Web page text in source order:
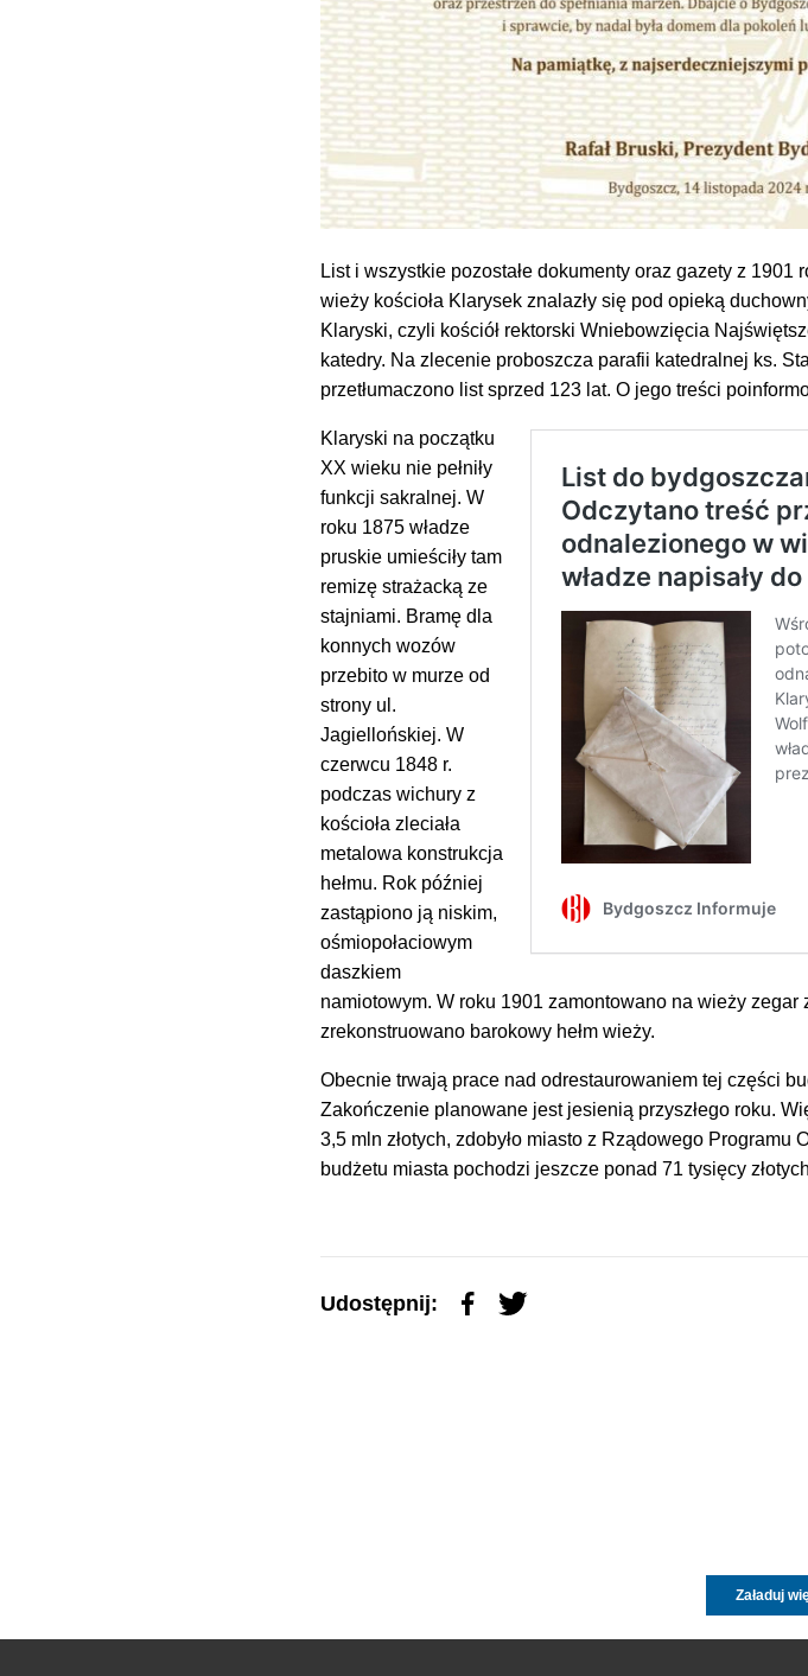
List i wszystkie pozostałe dokumenty oraz gazety z
wieży kościoła Klarysek znalazły się pod opieką
Klaryski, czyli kościół rektorski Wniebowzięcia
katedry. Na zlecenie proboszcza parafii katedralnej ks.
przetłumaczono list sprzed 123 lat. O jego treści
Klaryski na początku
XX wieku nie pełniły
funkcji sakralnej. W
roku 1875 władze
pruskie umieściły tam
remizę strażacką ze
stajniami. Bramę dla
konnych wozów
przebito w murze od
strony ul.
Jagiellońskiej. W
czerwcu 1848 r.
podczas wichury z
kościoła zleciała
metalowa konstrukcja
hełmu. Rok później
zastąpiono ją niskim,
ośmiopołaciowym
daszkiem
namiotowym. W roku 1901 zamontowano na wieży zegar
zrekonstruowano barokowy hełm wieży.
Obecnie trwają prace nad odrestaurowaniem tej części
Zakończenie planowane jest jesienią przyszłego roku.
3,5 mln złotych, zdobyło miasto z Rządowego Programu
budżetu miasta pochodzi jeszcze ponad 71 tysięcy
Udostępnij:
Załaduj